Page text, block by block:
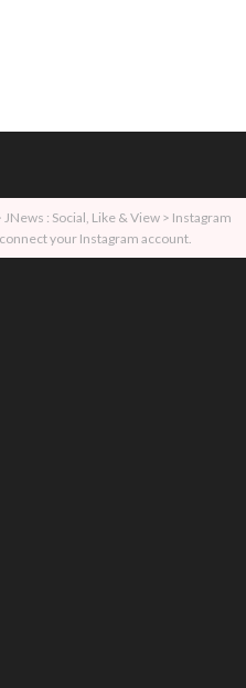
: Social, Like & View > Instagram
your Instagram account.